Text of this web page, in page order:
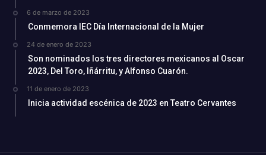
6 de marzo de 2023
Conmemora IEC Día Internacional de la Mujer
24 de enero de 2023
Son nominados los tres directores mexicanos al Oscar
2023, Del Toro, Iñárritu, y Alfonso Cuarón.
11 de enero de 2023
Inicia actividad escénica de 2023 en Teatro Cervantes